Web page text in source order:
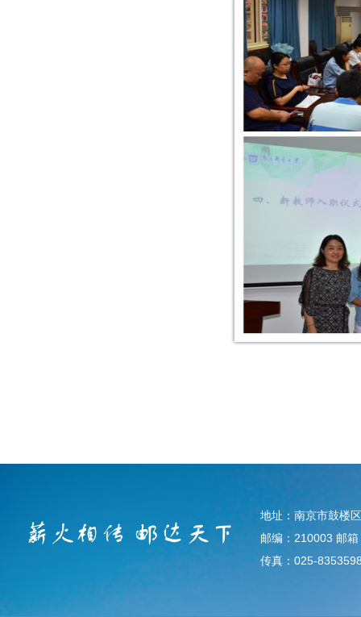
地址：南京市鼓楼
邮编：210003 邮
传真：025-